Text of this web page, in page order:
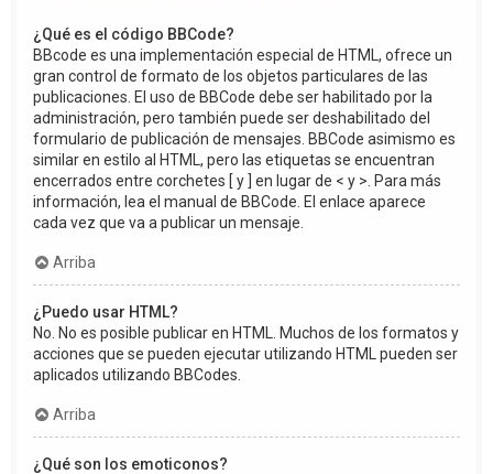
¿Qué es el código BBCode?
BBcode es una implementación especial de HTML, ofrece un
gran control de formato de los objetos particulares de las
publicaciones. El uso de BBCode debe ser habilitado por la
administración, pero también puede ser deshabilitado del
formulario de publicación de mensajes. BBCode asimismo es
similar en estilo al HTML, pero las etiquetas se encuentran
encerrados entre corchetes [ y ] en lugar de < y >. Para más
información, lea el manual de BBCode. El enlace aparece
cada vez que va a publicar un mensaje.
Arriba
¿Puedo usar HTML?
No. No es posible publicar en HTML. Muchos de los formatos y
acciones que se pueden ejecutar utilizando HTML pueden ser
aplicados utilizando BBCodes.
Arriba
¿Qué son los emoticonos?